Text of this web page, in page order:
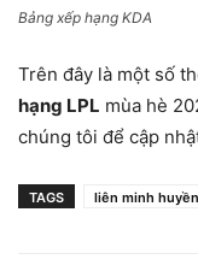
Bảng xếp hạng KDA
Trên đây là một số
hạng LPL mùa hè
chúng tôi để cập
TAGS liên minh